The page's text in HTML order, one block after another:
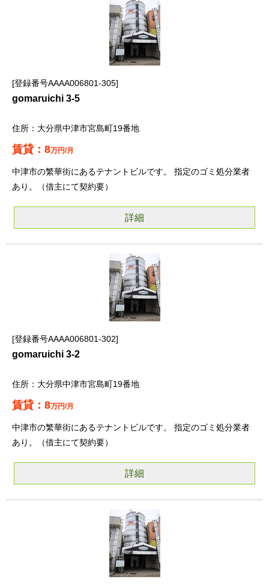
登録番号AAAA006801-305
gomaruichi 3-5
大分県中津市宮島町19番地
8万円/月
中津市の繁華街にあるテナントビルです。 指定のゴミ処分業者
あり。（借主にて契約要）
詳細
登録番号AAAA006801-302
gomaruichi 3-2
大分県中津市宮島町19番地
8万円/月
中津市の繁華街にあるテナントビルです。 指定のゴミ処分業者
あり。（借主にて契約要）
詳細